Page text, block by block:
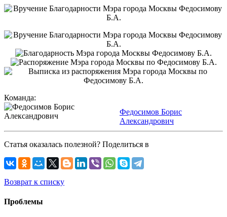
Команда:
Федосимов Борис
Александрович
Статья оказалась полезной? Поделиться в
Возврат к списку
Проблемы